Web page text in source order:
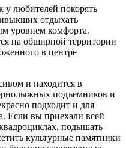
у любителей покорять
отдыхать
уровнем комфорта.
на обширной территории
в центре
и находится в
подъемников и
подходит и для
Если вы приехали всей
подышать
культурные памятники